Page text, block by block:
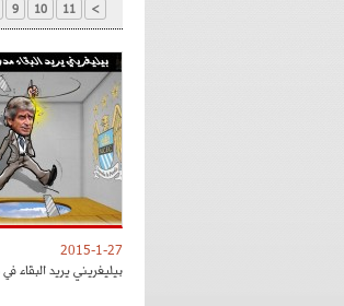
9 10 11 >
2015-1-27
بيليغريني يريد البقاء